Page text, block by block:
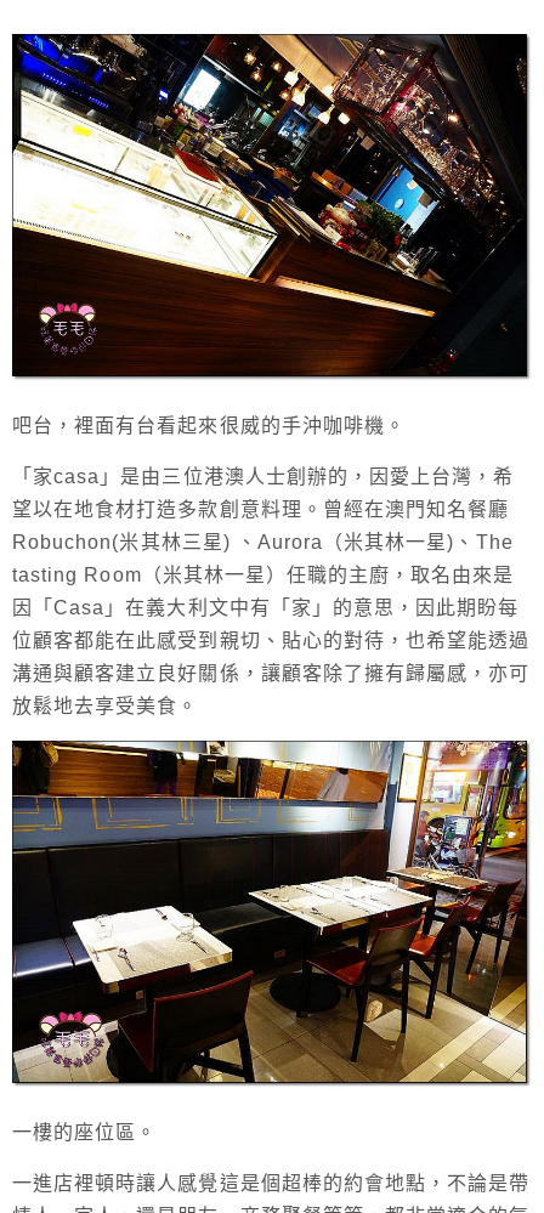
吧台，裡面有台看起來很威的手沖咖啡機。
「家casa」是由三位港澳人士創辦的，因愛上台灣，希
望以在地食材打造多款創意料理。曾經在澳門知名餐廳
Robuchon(米其林三星) 、Aurora（米其林一星)、The
tasting Room（米其林一星）任職的主廚，取名由來是
因「Casa」在義大利文中有「家」的意思，因此期盼每
位顧客都能在此感受到親切、貼心的對待，也希望能透過
溝通與顧客建立良好關係，讓顧客除了擁有歸屬感，亦可
放鬆地去享受美食。
一樓的座位區。
一進店裡頓時讓人感覺這是個超棒的約會地點，不論是帶